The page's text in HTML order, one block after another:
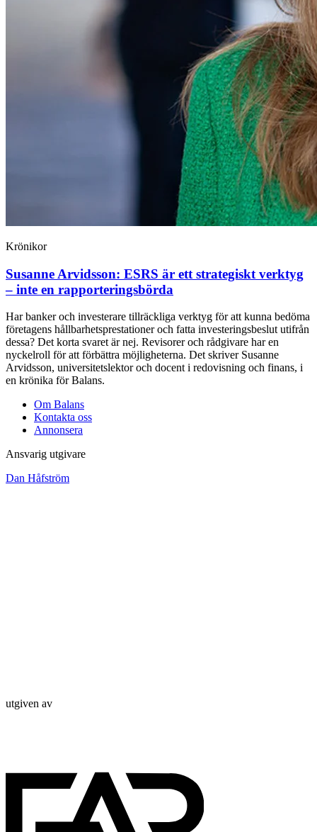
Krönikor
Susanne Arvidsson: ESRS är ett strategiskt verktyg
– inte en rapporteringsbörda
Har banker och investerare tillräckliga verktyg för att kunna bedöma
företagens hållbarhetsprestationer och fatta investeringsbeslut utifrån
dessa? Det korta svaret är nej. Revisorer och rådgivare har en
nyckelroll för att förbättra möjligheterna. Det skriver Susanne
Arvidsson, universitetslektor och docent i redovisning och finans, i
en krönika för Balans.
Om Balans
Kontakta oss
Annonsera
Ansvarig utgivare
Dan Håfström
utgiven av